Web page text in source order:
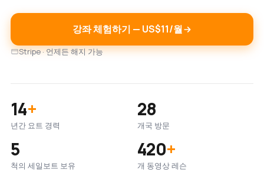
강좌 체험하기 — US$11/월
Stripe · 언제든 해지 가능
14+
년간 요트 경력
28
개국 방문
5
척의 세일보트 보유
420+
개 동영상 레슨